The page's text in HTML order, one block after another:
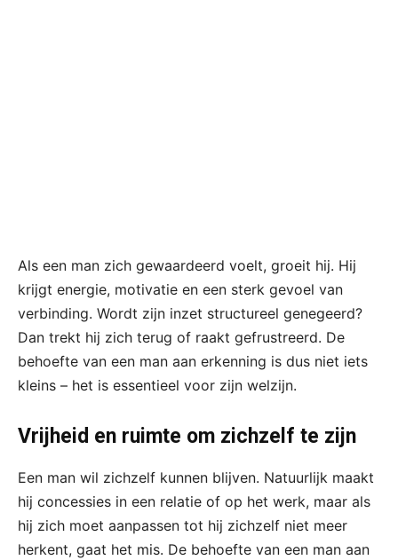
Als een man zich gewaardeerd voelt, groeit hij. Hij
krijgt energie, motivatie en een sterk gevoel van
verbinding. Wordt zijn inzet structureel genegeerd?
Dan trekt hij zich terug of raakt gefrustreerd. De
behoefte van een man aan erkenning is dus niet iets
kleins – het is essentieel voor zijn welzijn.
Vrijheid en ruimte om zichzelf te zijn
Een man wil zichzelf kunnen blijven. Natuurlijk maakt
hij concessies in een relatie of op het werk, maar als
hij zich moet aanpassen tot hij zichzelf niet meer
herkent, gaat het mis. De behoefte van een man aan